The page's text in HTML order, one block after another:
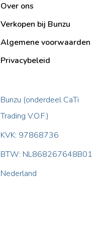
Over ons
Verkopen bij Bunzu
Algemene voorwaarden
Privacybeleid
Bunzu (onderdeel CaTi
Trading V.O.F.)
KVK: 97868736
BTW: NL868267648B01
Nederland